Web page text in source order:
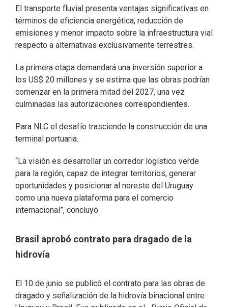
El transporte fluvial presenta ventajas significativas en
términos de eficiencia energética, reducción de
emisiones y menor impacto sobre la infraestructura vial
respecto a alternativas exclusivamente terrestres.
La primera etapa demandará una inversión superior a
los US$ 20 millones y se estima que las obras podrían
comenzar en la primera mitad del 2027, una vez
culminadas las autorizaciones correspondientes.
Para NLC el desafío trasciende la construcción de una
terminal portuaria.
“La visión es desarrollar un corredor logístico verde
para la región, capaz de integrar territorios, generar
oportunidades y posicionar al noreste del Uruguay
como una nueva plataforma para el comercio
internacional”, concluyó
Brasil aprobó contrato para dragado de la
hidrovía
El 10 de junio se publicó el contrato para las obras de
dragado y señalización de la hidrovía binacional entre